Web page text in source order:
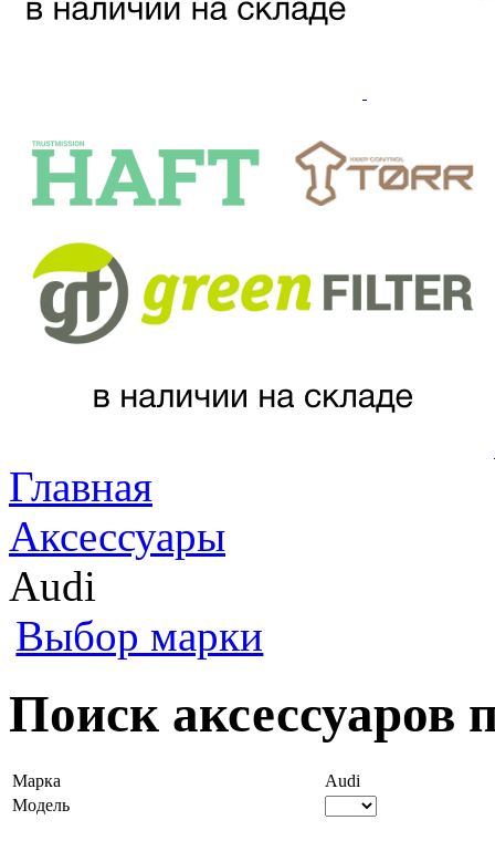
Главная
Аксессуары
Audi
Выбор марки
Поиск аксессуаров
Марка
Audi
Модель